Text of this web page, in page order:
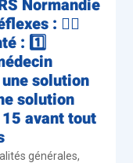
Normandie
: 👨‍⚕️
: 1️⃣
solution
solution
15 avant tout
générales,